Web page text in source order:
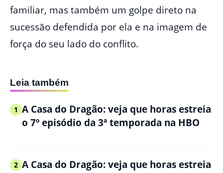
familiar, mas também um golpe direto na
sucessão defendida por ela e na imagem de
força do seu lado do conflito.
Leia também
1 A Casa do Dragão: veja que horas estreia
o 7º episódio da 3ª temporada na HBO
2 A Casa do Dragão: veja que horas estreia